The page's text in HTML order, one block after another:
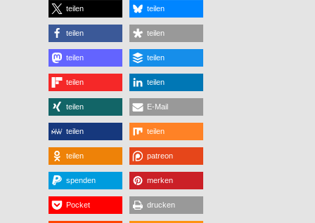
teilen teilen
teilen teilen
teilen teilen
teilen teilen
teilen E-Mail
teilen teilen
teilen patreon
spenden merken
Pocket drucken